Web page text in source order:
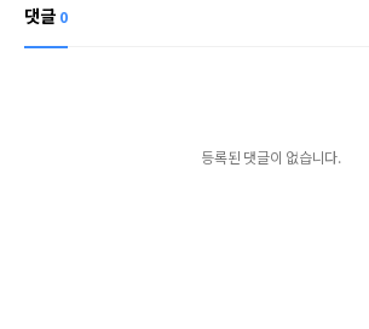
댓글 0
등록된 댓글이 없습니다.